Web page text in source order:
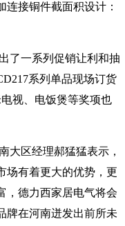
接铜件截面积设计：
了一系列促销让利和抽
系列单品现场订货
视、电饭煲等奖项也
大区经理郝猛猛表示，
场有着更大的优势，更
，德力西家居电气将会
牌在河南迸发出前所未